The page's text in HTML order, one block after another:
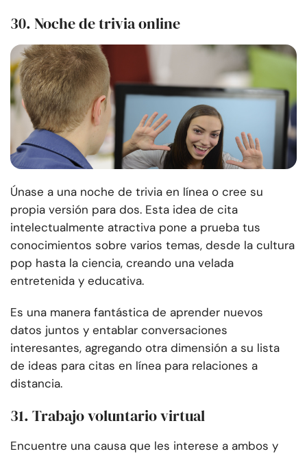
30. Noche de trivia online
Únase a una noche de trivia en línea o cree su
propia versión para dos. Esta idea de cita
intelectualmente atractiva pone a prueba tus
conocimientos sobre varios temas, desde la cultura
pop hasta la ciencia, creando una velada
entretenida y educativa.
Es una manera fantástica de aprender nuevos
datos juntos y entablar conversaciones
interesantes, agregando otra dimensión a su lista
de ideas para citas en línea para relaciones a
distancia.
31. Trabajo voluntario virtual
Encuentre una causa que les interese a ambos y